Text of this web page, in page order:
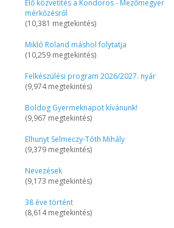
Élő közvetítés a Kondoros - Mezőmegyer
mérkőzésről
(10,381 megtekintés)
Mikló Roland máshol folytatja
(10,259 megtekintés)
Felkészülési program 2026/2027. nyár
(9,974 megtekintés)
Boldog Gyermeknapot kívánunk!
(9,967 megtekintés)
Elhunyt Selmeczy-Tóth Mihály
(9,379 megtekintés)
Nevezések
(9,173 megtekintés)
38 éve történt
(8,614 megtekintés)